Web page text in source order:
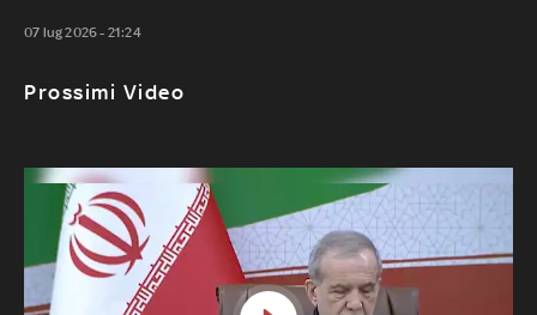
07 lug 2026 - 21:24
Prossimi Video